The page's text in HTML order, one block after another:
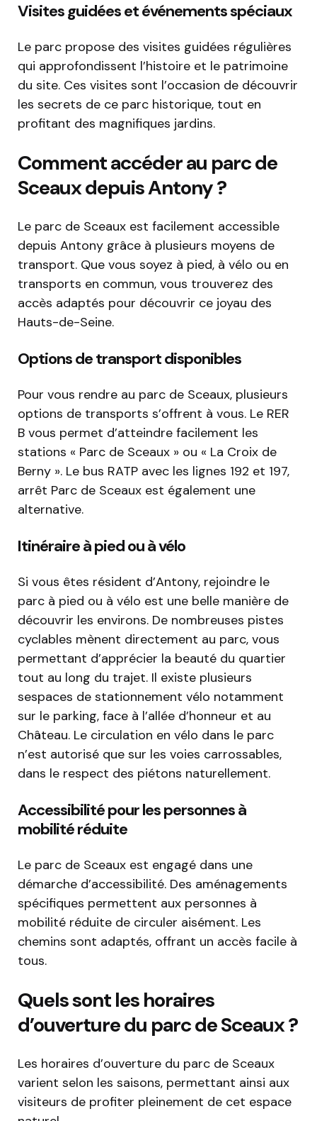
Visites guidées et événements spéciaux
Le parc propose des visites guidées régulières
qui approfondissent l’histoire et le patrimoine
du site. Ces visites sont l’occasion de découvrir
les secrets de ce parc historique, tout en
profitant des magnifiques jardins.
Comment accéder au parc de
Sceaux depuis Antony ?
Le parc de Sceaux est facilement accessible
depuis Antony grâce à plusieurs moyens de
transport. Que vous soyez à pied, à vélo ou en
transports en commun, vous trouverez des
accès adaptés pour découvrir ce joyau des
Hauts-de-Seine.
Options de transport disponibles
Pour vous rendre au parc de Sceaux, plusieurs
options de transports s’offrent à vous. Le RER
B vous permet d’atteindre facilement les
stations « Parc de Sceaux » ou « La Croix de
Berny ». Le bus RATP avec les lignes 192 et 197,
arrêt Parc de Sceaux est également une
alternative.
Itinéraire à pied ou à vélo
Si vous êtes résident d’Antony, rejoindre le
parc à pied ou à vélo est une belle manière de
découvrir les environs. De nombreuses pistes
cyclables mènent directement au parc, vous
permettant d’apprécier la beauté du quartier
tout au long du trajet. Il existe plusieurs
sespaces de stationnement vélo notamment
sur le parking, face à l’allée d’honneur et au
Château. Le circulation en vélo dans le parc
n’est autorisé que sur les voies carrossables,
dans le respect des piétons naturellement.
Accessibilité pour les personnes à
mobilité réduite
Le parc de Sceaux est engagé dans une
démarche d’accessibilité. Des aménagements
spécifiques permettent aux personnes à
mobilité réduite de circuler aisément. Les
chemins sont adaptés, offrant un accès facile à
tous.
Quels sont les horaires
d’ouverture du parc de Sceaux ?
Les horaires d’ouverture du parc de Sceaux
varient selon les saisons, permettant ainsi aux
visiteurs de profiter pleinement de cet espace